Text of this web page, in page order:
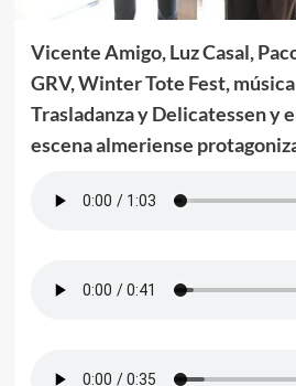
Vicente Amigo, Luz Casal,
GRV, Winter Tote Fest,
Trasladanza y Delicatessen y
escena almeriense